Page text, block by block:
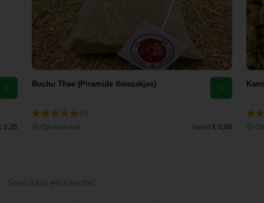
3,35
Buchu Thee (Piramide theezakjes)
Op voorraad
Vanaf € 0,00